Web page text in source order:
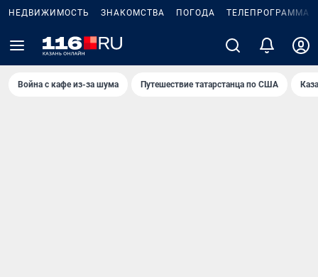
НЕДВИЖИМОСТЬ ЗНАКОМСТВА ПОГОДА ТЕЛЕПРОГРАММА
Война с кафе из-за шума Путешествие татарстанца по США